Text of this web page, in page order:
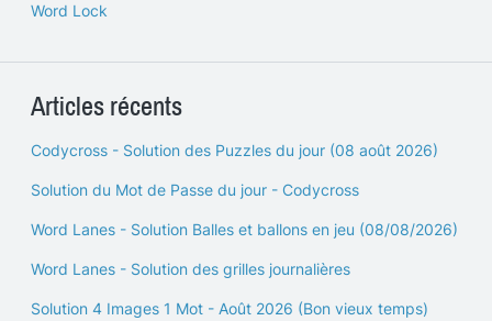
Word Lock
Articles récents
Codycross - Solution des Puzzles du jour (08 août 2026)
Solution du Mot de Passe du jour - Codycross
Word Lanes - Solution Balles et ballons en jeu (08/08/2026)
Word Lanes - Solution des grilles journalières
Solution 4 Images 1 Mot - Août 2026 (Bon vieux temps)